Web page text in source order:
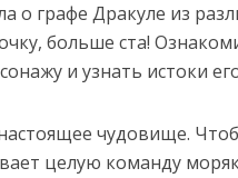
о графе Дракуле из
больше ста!
и узнать истоки
чудовище.
целую команду